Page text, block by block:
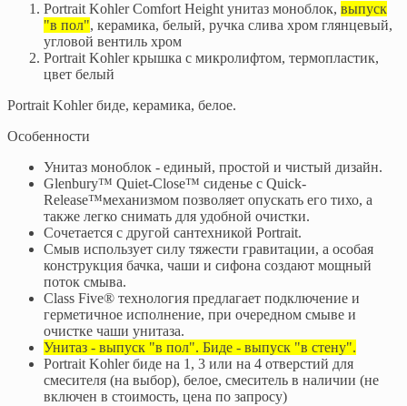
Portrait Kohler Comfort Height унитаз моноблок, выпуск
"в пол", керамика, белый, ручка слива хром глянцевый,
угловой вентиль хром
Portrait Kohler крышка с микролифтом, термопластик,
цвет белый
Portrait Kohler биде, керамика, белое.
Особенности
Унитаз моноблок - единый, простой и чистый дизайн.
Glenbury™ Quiet-Close™ сиденье с Quick-
Release™механизмом позволяет опускать его тихо, а
также легко снимать для удобной очистки.
Сочетается с другой сантехникой Portrait.
Смыв использует силу тяжести гравитации, а особая
конструкция бачка, чаши и сифона создают мощный
поток смыва.
Class Five® технология предлагает подключение и
герметичное исполнение, при очередном смыве и
очистке чаши унитаза.
Унитаз - выпуск "в пол". Биде - выпуск "в стену".
Portrait Kohler биде на 1, 3 или на 4 отверстий для
смесителя (на выбор), белое, смеситель в наличии (не
включен в стоимость, цена по запросу)